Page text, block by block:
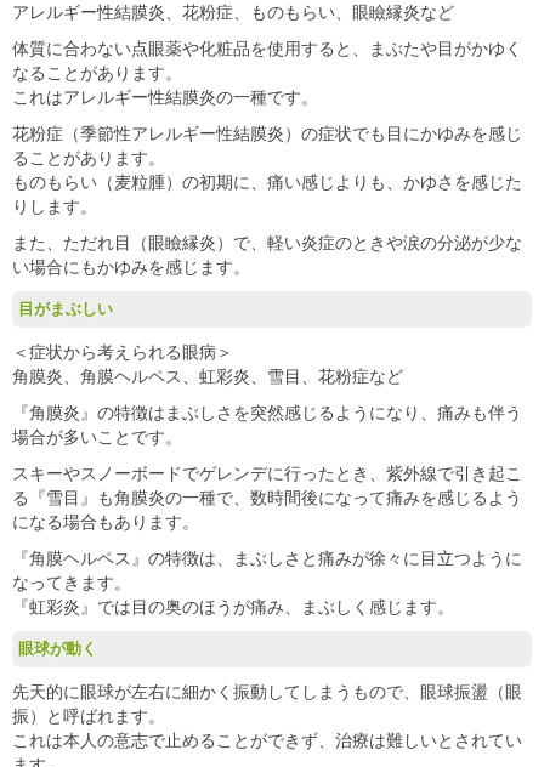
アレルギー性結膜炎、花粉症、ものもらい、眼瞼縁炎など
体質に合わない点眼薬や化粧品を使用すると、まぶたや目がかゆく
なることがあります。
これはアレルギー性結膜炎の一種です。
花粉症（季節性アレルギー性結膜炎）の症状でも目にかゆみを感じ
ることがあります。
ものもらい（麦粒腫）の初期に、痛い感じよりも、かゆさを感じた
りします。
また、ただれ目（眼瞼縁炎）で、軽い炎症のときや涙の分泌が少な
い場合にもかゆみを感じます。
目がまぶしい
＜症状から考えられる眼病＞
角膜炎、角膜ヘルペス、虹彩炎、雪目、花粉症など
『角膜炎』の特徴はまぶしさを突然感じるようになり、痛みも伴う
場合が多いことです。
スキーやスノーボードでゲレンデに行ったとき、紫外線で引き起こ
る『雪目』も角膜炎の一種で、数時間後になって痛みを感じるよう
になる場合もあります。
『角膜ヘルペス』の特徴は、まぶしさと痛みが徐々に目立つように
なってきます。
『虹彩炎』では目の奥のほうが痛み、まぶしく感じます。
眼球が動く
先天的に眼球が左右に細かく振動してしまうもので、眼球振盪（眼
振）と呼ばれます。
これは本人の意志で止めることができず、治療は難しいとされてい